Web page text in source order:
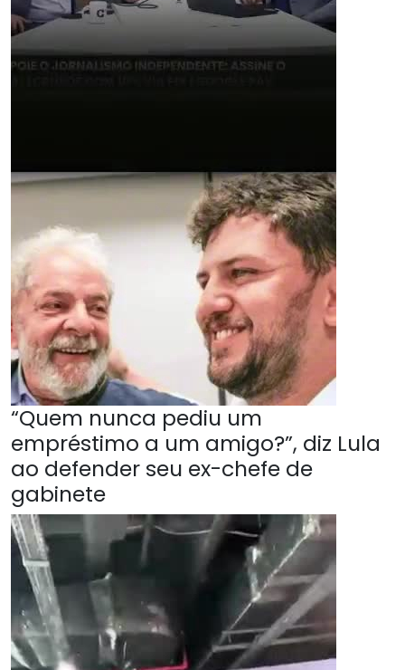
“Quem nunca pediu um
empréstimo a um amigo?”, diz Lula
ao defender seu ex-chefe de
gabinete